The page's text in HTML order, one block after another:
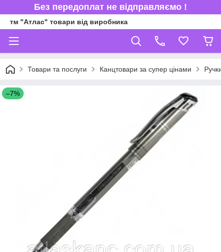
Без передоплат не відправляємо !
тм "Атлас" товари від виробника
Товари та послуги Канцтовари за супер цінами
–7%